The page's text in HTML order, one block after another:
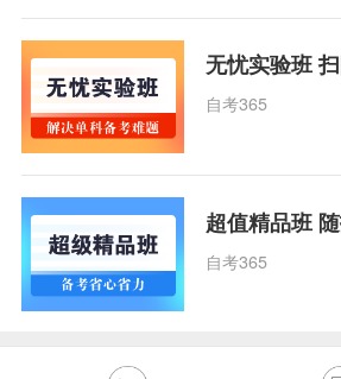
无忧实验班
自考365
超值精品班
自考365